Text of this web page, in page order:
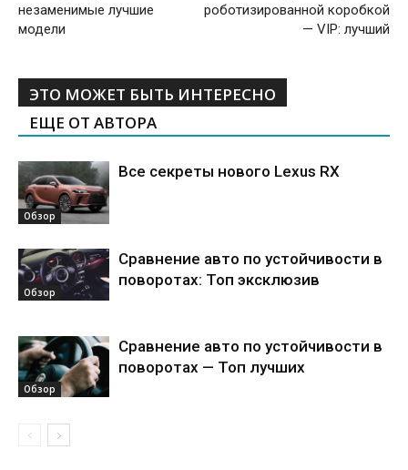
незаменимые лучшие
модели
роботизированной коробкой
— VIP: лучший
ЭТО МОЖЕТ БЫТЬ ИНТЕРЕСНО
ЕЩЕ ОТ АВТОРА
Обзор
Все секреты нового Lexus RX
Обзор
Сравнение авто по устойчивости в
поворотах: Топ эксклюзив
Обзор
Сравнение авто по устойчивости в
поворотах — Топ лучших